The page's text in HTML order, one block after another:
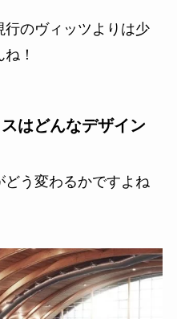
行のヴィッツよりは少
！
はどんなデザイン
う変わるかですよね